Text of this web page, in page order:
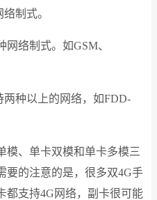
制式。
络制式。如GSM、
种以上的网络，如FDD-
模、单卡双模和单卡多模三
要的注意的是，很多双4G手
都支持4G网络，副卡很可能